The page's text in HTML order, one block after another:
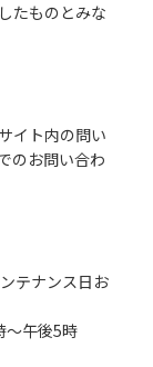
たものとみな
イト内の問い
のお問い合わ
テナンス日お
午後5時